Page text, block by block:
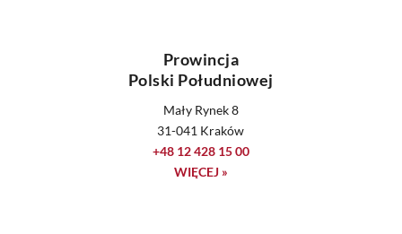
Prowincja
Polski Południowej
Mały Rynek 8
31-041 Kraków
+48 12 428 15 00
WIĘCEJ »